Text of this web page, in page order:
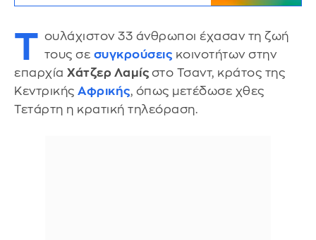
Τ ουλάχιστον 33 άνθρωποι έχασαν τη ζωή
τους σε συγκρούσεις κοινοτήτων στην
επαρχία Χάτζερ Λαμίς στο Τσαντ, κράτος της
Κεντρικής Αφρικής, όπως μετέδωσε χθες
Τετάρτη η κρατική τηλεόραση.